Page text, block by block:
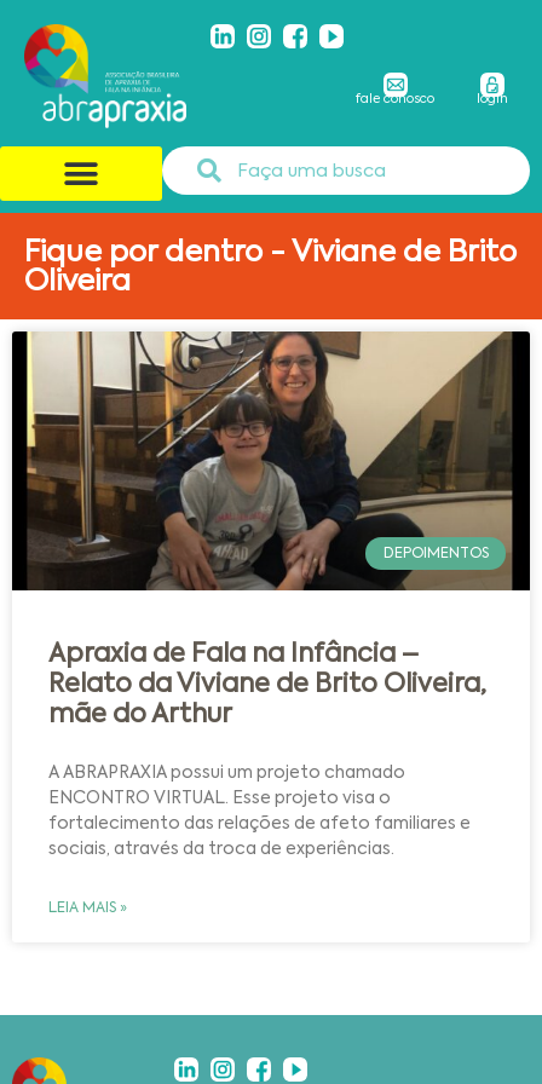
fale conosco login
Fique por dentro - Viviane de Brito
Oliveira
DEPOIMENTOS
Apraxia de Fala na Infância –
Relato da Viviane de Brito Oliveira,
mãe do Arthur
A ABRAPRAXIA possui um projeto chamado
ENCONTRO VIRTUAL. Esse projeto visa o
fortalecimento das relações de afeto familiares e
sociais, através da troca de experiências.
LEIA MAIS »